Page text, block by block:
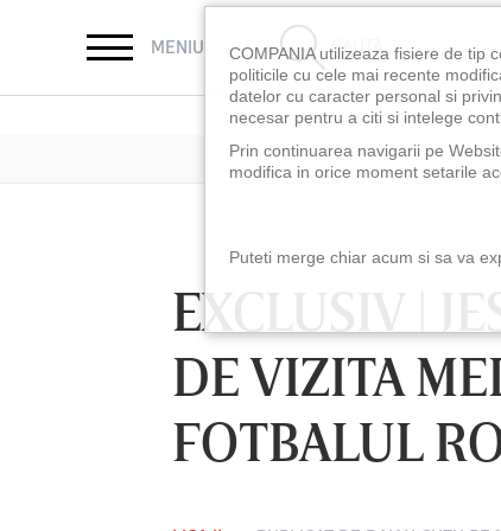
MENIU CAUTĂ
EXCLUSIV |
DE VIZITA
FOTBALUL
COMPANIA utilizeaza fisiere de tip
politicile cu cele mai recente
datelor cu caracter personal si
necesar pentru a citi si intelege
Prin continuarea navigarii pe
modifica in orice moment setarile
Puteti merge chiar acum si sa va